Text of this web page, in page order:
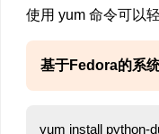
使用 yum 命令可以
基于Fedora的系